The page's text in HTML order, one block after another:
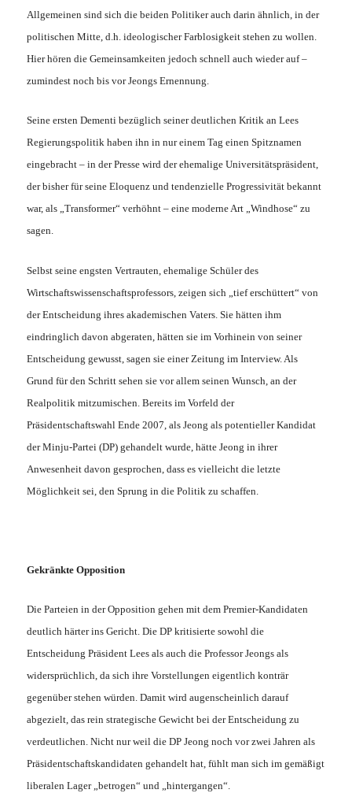
Allgemeinen sind sich die beiden Politiker auch darin ähnlich, in der
politischen Mitte, d.h. ideologischer Farblosigkeit stehen zu wollen.
Hier hören die Gemeinsamkeiten jedoch schnell auch wieder auf –
zumindest noch bis vor Jeongs Ernennung.
Seine ersten Dementi bezüglich seiner deutlichen Kritik an Lees
Regierungspolitik haben ihn in nur einem Tag einen Spitznamen
eingebracht – in der Presse wird der ehemalige Universitätspräsident,
der bisher für seine Eloquenz und tendenzielle Progressivität bekannt
war, als „Transformer“ verhöhnt – eine moderne Art „Windhose“ zu
sagen.
Selbst seine engsten Vertrauten, ehemalige Schüler des
Wirtschaftswissenschaftsprofessors, zeigen sich „tief erschüttert“ von
der Entscheidung ihres akademischen Vaters. Sie hätten ihm
eindringlich davon abgeraten, hätten sie im Vorhinein von seiner
Entscheidung gewusst, sagen sie einer Zeitung im Interview. Als
Grund für den Schritt sehen sie vor allem seinen Wunsch, an der
Realpolitik mitzumischen. Bereits im Vorfeld der
Präsidentschaftswahl Ende 2007, als Jeong als potentieller Kandidat
der Minju-Partei (DP) gehandelt wurde, hätte Jeong in ihrer
Anwesenheit davon gesprochen, dass es vielleicht die letzte
Möglichkeit sei, den Sprung in die Politik zu schaffen.
Gekränkte Opposition
Die Parteien in der Opposition gehen mit dem Premier-Kandidaten
deutlich härter ins Gericht. Die DP kritisierte sowohl die
Entscheidung Präsident Lees als auch die Professor Jeongs als
widersprüchlich, da sich ihre Vorstellungen eigentlich konträr
gegenüber stehen würden. Damit wird augenscheinlich darauf
abgezielt, das rein strategische Gewicht bei der Entscheidung zu
verdeutlichen. Nicht nur weil die DP Jeong noch vor zwei Jahren als
Präsidentschaftskandidaten gehandelt hat, fühlt man sich im gemäßigt
liberalen Lager „betrogen“ und „hintergangen“.